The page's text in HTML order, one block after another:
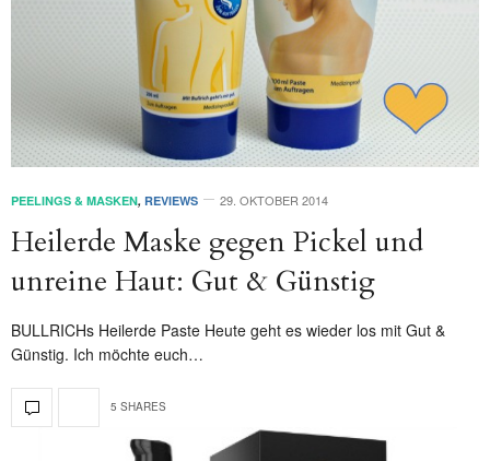
PEELINGS & MASKEN, REVIEWS 29. OKTOBER 2014
Heilerde Maske gegen Pickel und
unreine Haut: Gut & Günstig
BULLRICHs Heilerde Paste Heute geht es wieder los mit Gut &
Günstig. Ich möchte euch…
5 SHARES